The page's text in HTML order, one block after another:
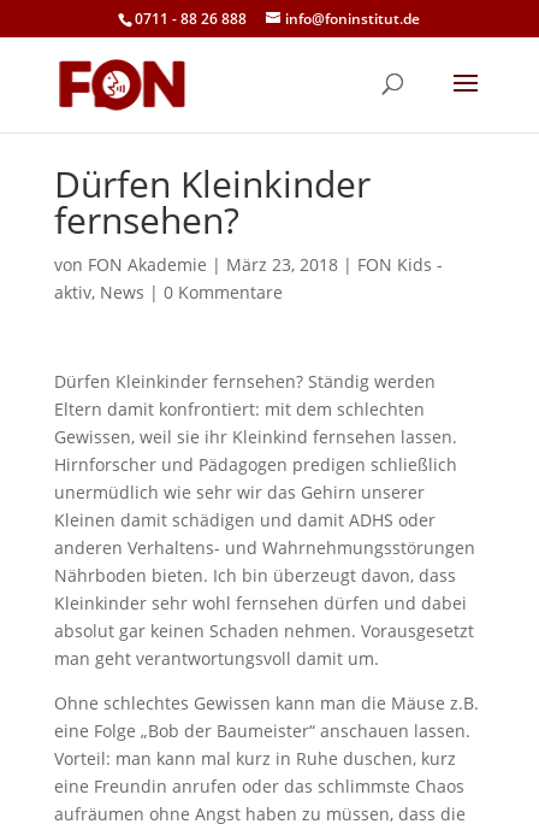
0711 - 88 26 888 info@foninstitut.de
Dürfen Kleinkinder
fernsehen?
von FON Akademie | März 23, 2018| FON Kids -
aktiv, News | 0 Kommentare
Dürfen Kleinkinder fernsehen? Ständig werden
Eltern damit konfrontiert: mit dem schlechten
Gewissen, weil sie ihr Kleinkind fernsehen lassen.
Hirnforscher und Pädagogen predigen schließlich
unermüdlich wie sehr wir das Gehirn unserer
Kleinen damit schädigen und damit ADHS oder
anderen Verhaltens- und Wahrnehmungsstörungen
Nährboden bieten. Ich bin überzeugt davon, dass
Kleinkinder sehr wohl fernsehen dürfen und dabei
absolut gar keinen Schaden nehmen. Vorausgesetzt
man geht verantwortungsvoll damit um.
Ohne schlechtes Gewissen kann man die Mäuse z.B.
eine Folge „Bob der Baumeister“ anschauen lassen.
Vorteil: man kann mal kurz in Ruhe duschen, kurz
eine Freundin anrufen oder das schlimmste Chaos
aufräumen ohne Angst haben zu müssen, dass die